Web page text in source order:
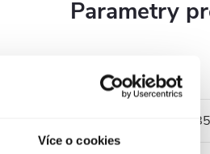
Více o cookies
Parametry
Hmotnost: